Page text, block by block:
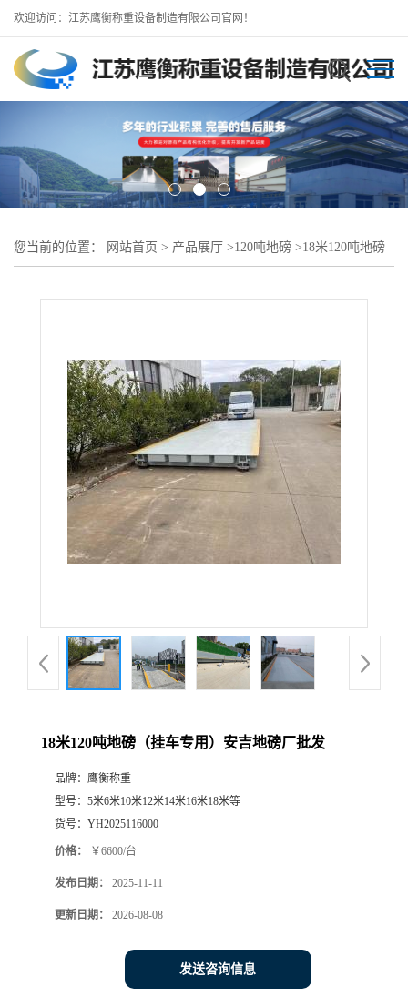
欢迎访问：江苏鹰衡称重设备制造有限公司官网！
您当前的位置： 网站首页 > 产品展厅 >120吨地磅 >18米120吨地磅
18米120吨地磅（挂车专用）安吉地磅厂批发
品牌： 鹰衡称重
型号： 5米6米10米12米14米16米18米等
货号： YH2025116000
价格： ￥6600/台
发布日期： 2025-11-11
更新日期： 2026-08-08
发送咨询信息